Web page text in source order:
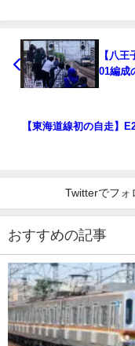
【八
01編成
【東海道線初の自走】
Twitterでフォ
おすすめの記事